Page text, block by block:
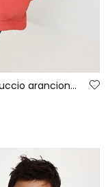
Impermeabile con cappuccio arancione con cerniera